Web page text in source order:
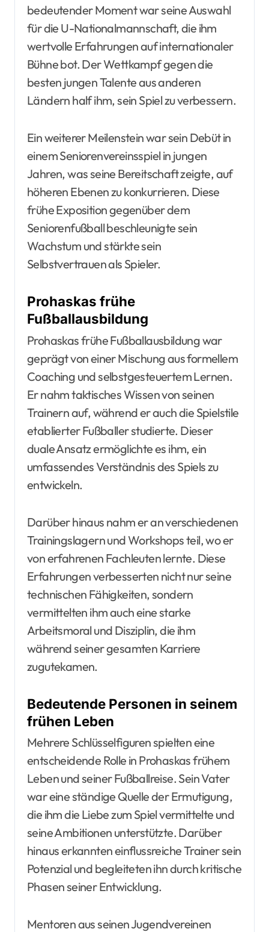
bedeutender Moment war seine Auswahl
für die U-Nationalmannschaft, die ihm
wertvolle Erfahrungen auf internationaler
Bühne bot. Der Wettkampf gegen die
besten jungen Talente aus anderen
Ländern half ihm, sein Spiel zu verbessern.
Ein weiterer Meilenstein war sein Debüt in
einem Seniorenvereinsspiel in jungen
Jahren, was seine Bereitschaft zeigte, auf
höheren Ebenen zu konkurrieren. Diese
frühe Exposition gegenüber dem
Seniorenfußball beschleunigte sein
Wachstum und stärkte sein
Selbstvertrauen als Spieler.
Prohaskas frühe
Fußballausbildung
Prohaskas frühe Fußballausbildung war
geprägt von einer Mischung aus formellem
Coaching und selbstgesteuertem Lernen.
Er nahm taktisches Wissen von seinen
Trainern auf, während er auch die Spielstile
etablierter Fußballer studierte. Dieser
duale Ansatz ermöglichte es ihm, ein
umfassendes Verständnis des Spiels zu
entwickeln.
Darüber hinaus nahm er an verschiedenen
Trainingslagern und Workshops teil, wo er
von erfahrenen Fachleuten lernte. Diese
Erfahrungen verbesserten nicht nur seine
technischen Fähigkeiten, sondern
vermittelten ihm auch eine starke
Arbeitsmoral und Disziplin, die ihm
während seiner gesamten Karriere
zugutekamen.
Bedeutende Personen in seinem
frühen Leben
Mehrere Schlüsselfiguren spielten eine
entscheidende Rolle in Prohaskas frühem
Leben und seiner Fußballreise. Sein Vater
war eine ständige Quelle der Ermutigung,
die ihm die Liebe zum Spiel vermittelte und
seine Ambitionen unterstützte. Darüber
hinaus erkannten einflussreiche Trainer sein
Potenzial und begleiteten ihn durch kritische
Phasen seiner Entwicklung.
Mentoren aus seinen Jugendvereinen